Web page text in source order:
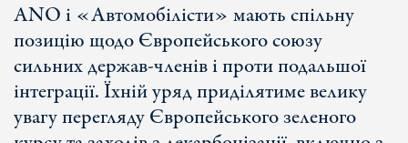
ANO і «Автомобілісти» мають спільну
позицію щодо Європейського союзу
сильних держав-членів і проти подальшої
інтеграції. Їхній уряд приділятиме велику
увагу перегляду Європейського зеленого